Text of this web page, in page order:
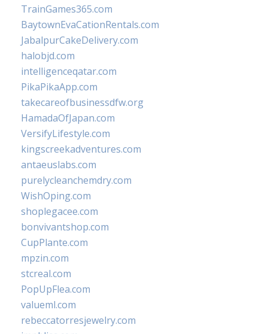
TrainGames365.com
BaytownEvaCationRentals.com
JabalpurCakeDelivery.com
halobjd.com
intelligenceqatar.com
PikaPikaApp.com
takecareofbusinessdfw.org
HamadaOfJapan.com
VersifyLifestyle.com
kingscreekadventures.com
antaeuslabs.com
purelycleanchemdry.com
WishOping.com
shoplegacee.com
bonvivantshop.com
CupPlante.com
mpzin.com
stcreal.com
PopUpFlea.com
valueml.com
rebeccatorresjewelry.com